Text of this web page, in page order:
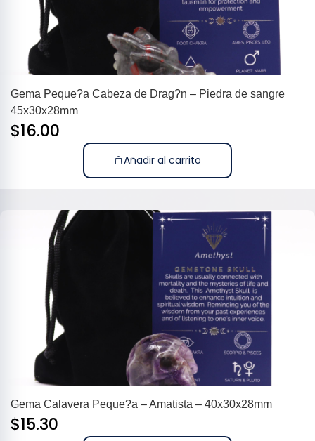
Gema Peque?a Cabeza de Drag?n – Piedra de sangre
45x30x28mm
$16.00
Añadir al carrito
Gema Calavera Peque?a – Amatista – 40x30x28mm
$15.30